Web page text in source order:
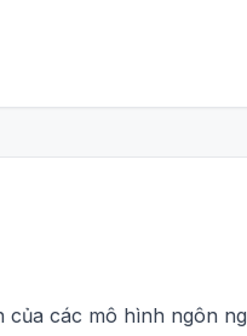
các mô hình ngôn